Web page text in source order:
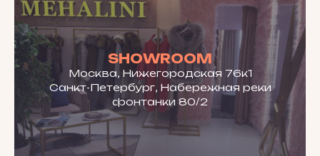
SHOWROOM
Москва, Нижегородская 76к1
Санкт-Петербург, Набережная реки
фонтанки 80/2